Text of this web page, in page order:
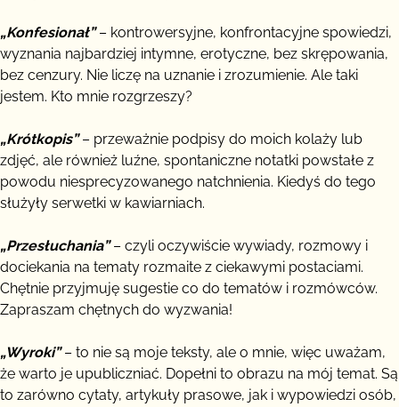
„Konfesionał”– kontrowersyjne, konfrontacyjne spowiedzi,
wyznania najbardziej intymne, erotyczne, bez skrępowania,
bez cenzury. Nie liczę na uznanie i zrozumienie. Ale taki
jestem. Kto mnie rozgrzeszy?
„Krótkopis”– przeważnie podpisy do moich kolaży lub
zdjęć, ale również luźne, spontaniczne notatki powstałe z
powodu niesprecyzowanego natchnienia. Kiedyś do tego
służyły serwetki w kawiarniach.
„Przesłuchania”– czyli oczywiście wywiady, rozmowy i
dociekania na tematy rozmaite z ciekawymi postaciami.
Chętnie przyjmuję sugestie co do tematów i rozmówców.
Zapraszam chętnych do wyzwania!
„Wyroki”– to nie są moje teksty, ale o mnie, więc uważam,
że warto je upubliczniać. Dopełni to obrazu na mój temat. Są
to zarówno cytaty, artykuły prasowe, jak i wypowiedzi osób,